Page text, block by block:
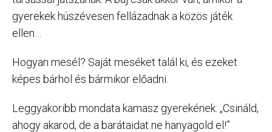
gyerekek húszévesen fellázadnak a közös játék
ellen…
Hogyan mesél? Saját meséket talál ki, és ezeket
képes bárhol és bármikor előadni.
Leggyakoribb mondata kamasz gyerekének: „Csináld,
ahogy akarod, de a barátaidat ne hanyagold el!”